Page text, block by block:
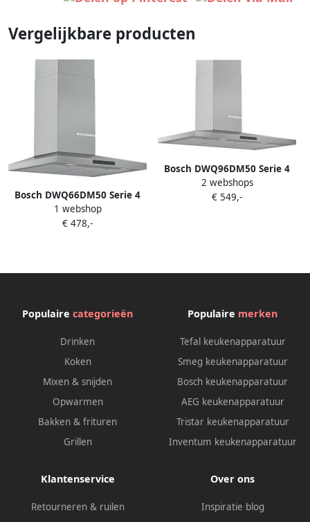
Vergelijkbare producten
Bosch DWQ66DM50 Serie 4
Wandschouwkap Afzuigkap
RVS
1 webshop
€ 478,-
Bosch DWQ96DM50 Serie 4
Wandschouwkap Afzuigkap
RVS
2 webshops
€ 549,-
Populaire categorieën
Drinken
Koken
Mixen & snijden
Opwarmen
Bakken & frituren
Grillen
Populaire merken
Tefal keukenapparatuur
Smeg keukenapparatuur
Bosch keukenapparatuur
AEG keukenapparatuur
Tristar keukenapparatuur
Inventum keukenapparatuur
Klantenservice
Retourneren & ruilen
Over ons
Inspiratie blog